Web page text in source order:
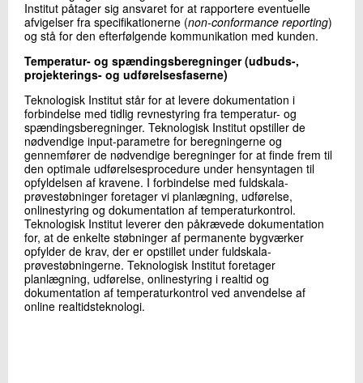
Institut påtager sig ansvaret for at rapportere eventuelle
afvigelser fra specifikationerne (non-conformance reporting)
og stå for den efterfølgende kommunikation med kunden.
Temperatur- og spændingsberegninger (udbuds-,
projekterings- og udførelsesfaserne)
Teknologisk Institut står for at levere dokumentation i
forbindelse med tidlig revnestyring fra temperatur- og
spændingsberegninger. Teknologisk Institut opstiller de
nødvendige input-parametre for beregningerne og
gennemfører de nødvendige beregninger for at finde frem til
den optimale udførelsesprocedure under hensyntagen til
opfyldelsen af kravene. I forbindelse med fuldskala-
prøvestøbninger foretager vi planlægning, udførelse,
onlinestyring og dokumentation af temperaturkontrol.
Teknologisk Institut leverer den påkrævede dokumentation
for, at de enkelte støbninger af permanente bygværker
opfylder de krav, der er opstillet under fuldskala-
prøvestøbningerne. Teknologisk Institut foretager
planlægning, udførelse, onlinestyring i realtid og
dokumentation af temperaturkontrol ved anvendelse af
online realtidsteknologi.